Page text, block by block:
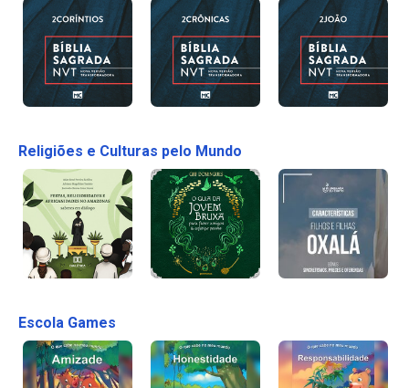
Religiões e Culturas pelo Mundo
Escola Games